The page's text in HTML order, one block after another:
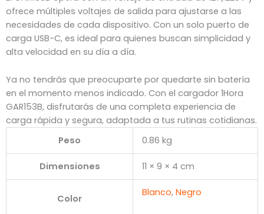
ofrece múltiples voltajes de salida para ajustarse a las
necesidades de cada dispositivo. Con un solo puerto de
carga USB-C, es ideal para quienes buscan simplicidad y
alta velocidad en su día a día.
Ya no tendrás que preocuparte por quedarte sin batería
en el momento menos indicado. Con el cargador 1Hora
GAR153B, disfrutarás de una completa experiencia de
carga rápida y segura, adaptada a tus rutinas cotidianas.
Peso
0.86 kg
Dimensiones 11 × 9 × 4 cm
Color
Blanco, Negro